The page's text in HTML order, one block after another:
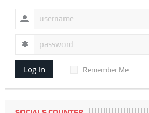
Log In Remember Me